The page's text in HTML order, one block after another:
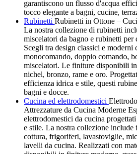
garantiscono un flusso d'acqua
tocco elegante a bagni, cucine,
Rubinetti Rubinetti in Ottone –
La nostra collezione di rubinetti
miscelatori da bagno e rubinetti per
Scegli tra design classici e moderni
monocomando, doppio comando,
miscelatori. Le finiture disponibili
nichel, bronzo, rame e oro.
efficienza idrica e stile, questi
bagni e docce.
Cucina ed elettrodomestici
Attrezzature da Cucina Moderne
elettrodomestici da cucina
e stile. La nostra collezione include
cottura, frigoriferi, lavastoviglie,
lavelli da cucina. Realizzati con